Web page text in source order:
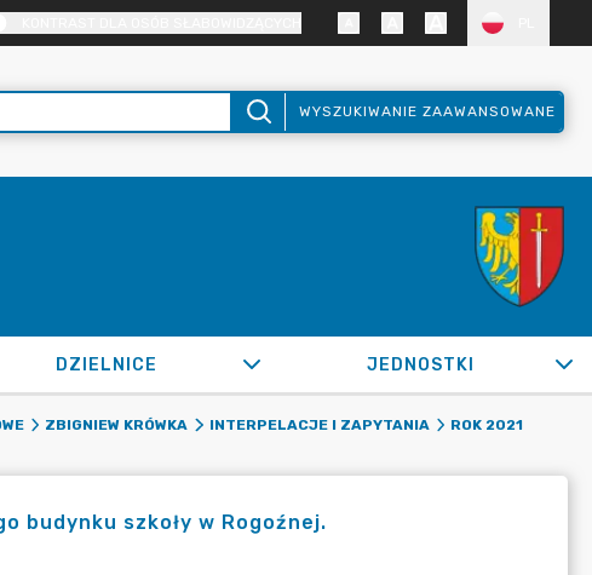
WYSZUKIWANIE ZAAWANSOWANE
DZIELNICE JEDNOSTKI
ZBIGNIEW KRÓWKA INTERPELACJE I ZAPYTANIA
ROK 2021
budynku szkoły w Rogoźnej.